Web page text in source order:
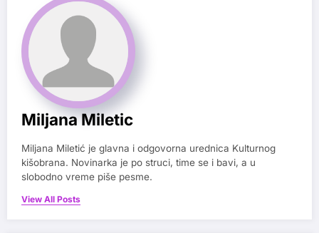
Miljana Miletic
Miljana Miletić je glavna i odgovorna urednica Kulturnog
kišobrana. Novinarka je po struci, time se i bavi, a u
slobodno vreme piše pesme.
View All Posts